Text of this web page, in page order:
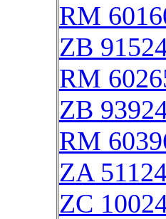
RM
ZB
RM
ZB
RM
ZA
ZC